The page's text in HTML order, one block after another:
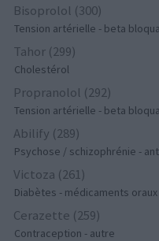
Bisoprolol (300)
Tension artérielle - beta
Tahor (299)
Cholestérol
Propranolol (292)
Tension artérielle - beta
Abilify (289)
Psychose / schizophrénie -
Victoza (261)
Diabètes - médicaments oraux
Cerazette (259)
Contraception - autre